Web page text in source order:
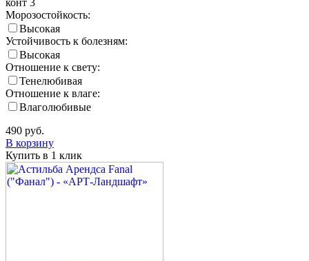
Морозостойкость:
Высокая
Устойчивость к болезням:
Высокая
Отношение к свету:
Тенелюбивая
Отношение к влаге:
Влаголюбивые
490 руб.
В корзину
Купить в 1 клик